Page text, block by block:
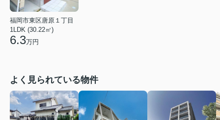
福岡市東区唐原１丁目
1LDK (30.22㎡)
6.3万円
よく見られている物件